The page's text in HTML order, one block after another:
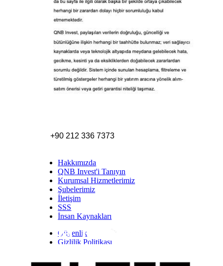
+90 212 336 7373
Hakkımızda
QNB Invest'i Tanıyın
Kurumsal Hizmetlerimiz
Şubelerimiz
İletişim
SSS
İnsan Kaynakları
Güvenlik
Gizlilik Politikası
TwittLinkYoutWhatsapp